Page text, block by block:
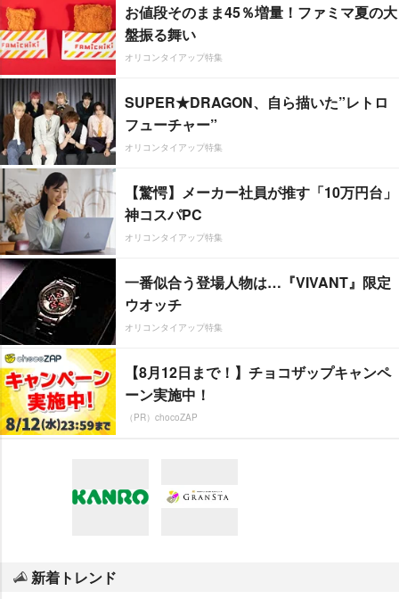
お値段そのまま45％増量！ファミマ夏の大
盤振る舞い
オリコンタイアップ特集
SUPER★DRAGON、自ら描いた”レトロ
フューチャー”
オリコンタイアップ特集
【驚愕】メーカー社員が推す「10万円台」
神コスパPC
オリコンタイアップ特集
一番似合う登場人物は…『VIVANT』限定
ウオッチ
オリコンタイアップ特集
【8月12日まで！】チョコザップキャンペ
ーン実施中！
（PR）chocoZAP
新着トレンド